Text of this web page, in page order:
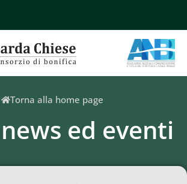
Torna alla home page
ed eventi